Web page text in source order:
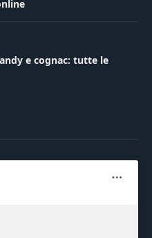
e cognac: tutte le